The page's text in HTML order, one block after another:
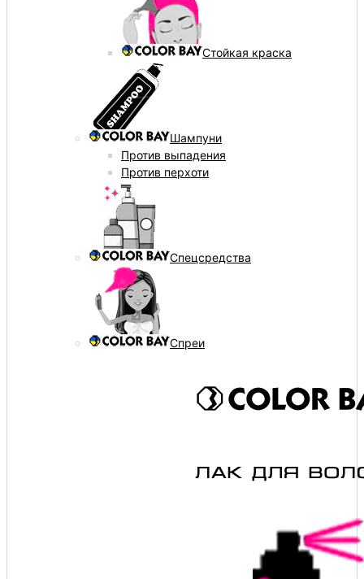
Стойкая краска
Шампуни
Против выпадения
Против перхоти
Спецсредства
Спреи